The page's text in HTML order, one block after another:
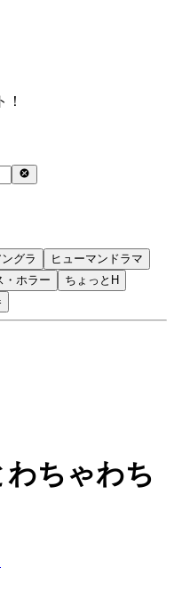
！
グラ
ヒューマンドラマ
・ホラー
ちょっとH
ちゃわち